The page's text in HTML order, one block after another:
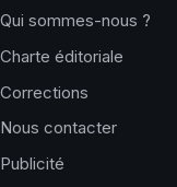
Qui sommes-nous ?
Charte éditoriale
Corrections
Nous contacter
Publicité